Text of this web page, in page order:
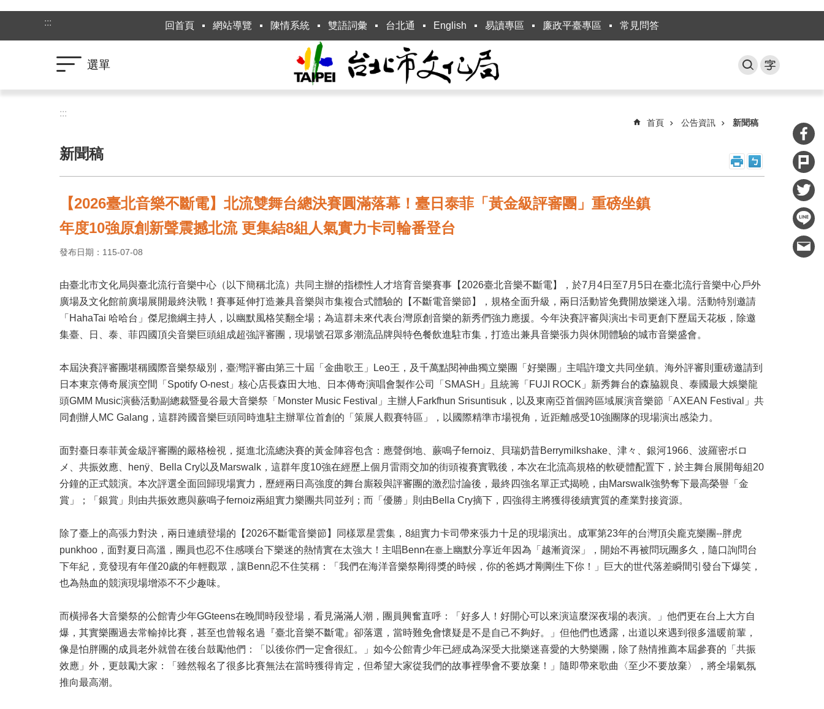
跳到主要內容區塊
:::
回首頁 網站導覽 陳情系統 雙語詞彙 台北通 English 易讀專區 廉政平臺專區 常見問答
選單
:::
首頁 公告資訊 新聞稿
新聞稿
【2026臺北音樂不斷電】北流雙舞台總決賽圓滿落幕！臺日泰菲「黃金級評審團」重磅坐鎮
年度10強原創新聲震撼北流 更集結8組人氣實力卡司輪番登台
發布日期：115-07-08
由臺北市文化局與臺北流行音樂中心（以下簡稱北流）共同主辦的指標性人才培育音樂賽事【2026臺北音樂不斷電】，於7月4日至7月5日在臺北流行音樂中心戶外
廣場及文化館前廣場展開最終決戰！賽事延伸打造兼具音樂與市集複合式體驗的【不斷電音樂節】，規格全面升級，兩日活動皆免費開放樂迷入場。活動特別邀請
「HahaTai 哈哈台」傑尼擔綱主持人，以幽默風格笑翻全場；為這群未來代表台灣原創音樂的新秀們強力應援。今年決賽評審與演出卡司更創下歷屆天花板，除邀
集臺、日、泰、菲四國頂尖音樂巨頭組成超強評審團，現場號召眾多潮流品牌與特色餐飲進駐市集，打造出兼具音樂張力與休閒體驗的城市音樂盛會。
本屆決賽評審團堪稱國際音樂祭級別，臺灣評審由第三十屆「金曲歌王」Leo王，及千萬點閱神曲獨立樂團「好樂團」主唱許瓊文共同坐鎮。海外評審則重磅邀請到
日本東京傳奇展演空間「Spotify O-nest」核心店長森田大地、日本傳奇演唱會製作公司「SMASH」且統籌「FUJI ROCK」新秀舞台的森脇親良、泰國最大娛樂龍
頭GMM Music演藝活動副總裁暨曼谷最大音樂祭「Monster Music Festival」主辦人Farkfhun Srisuntisuk，以及東南亞首個跨區域展演音樂節「AXEAN Festival」共
同創辦人MC Galang，這群跨國音樂巨頭同時進駐主辦單位首創的「策展人觀賽特區」，以國際精準市場視角，近距離感受10強團隊的現場演出感染力。
面對臺日泰菲黃金級評審團的嚴格檢視，挺進北流總決賽的黃金陣容包含：應聲倒地、蕨鳴子fernoiz、貝瑞奶昔Berrymilkshake、津々、銀河1966、波羅密ボロ
メ、共振效應、henÿ、Bella Cry以及Marswalk，這群年度10強在經歷上個月雷雨交加的街頭複賽實戰後，本次在北流高規格的軟硬體配置下，於主舞台展開每組20
分鐘的正式競演。本次評選全面回歸現場實力，歷經兩日高強度的舞台廝殺與評審團的激烈討論後，最終四強名單正式揭曉，由Marswalk強勢奪下最高榮譽「金
賞」；「銀賞」則由共振效應與蕨鳴子fernoiz兩組實力樂團共同並列；而「優勝」則由Bella Cry摘下，四強得主將獲得後續實質的產業對接資源。
除了臺上的高張力對決，兩日連續登場的【2026不斷電音樂節】同樣眾星雲集，8組實力卡司帶來張力十足的現場演出。成軍第23年的台灣頂尖龐克樂團--胖虎
punkhoo，面對夏日高溫，團員也忍不住感嘆台下樂迷的熱情實在太強大！主唱Benn在臺 上幽默分享近年因為「越漸資深」，開始不再被問玩團多久，隨口詢問台
下年紀，竟發現有年僅20歲的年輕觀眾，讓Benn忍不住笑稱：「我們在海洋音樂祭剛得獎的時候，你的爸媽才剛剛生下你！」巨大的世代落差瞬間引發台下爆笑，
也為熱血的競演現場增添不不少趣味。
而橫掃各大音樂祭的公館青少年GGteens在晚間時段登場，看見滿滿人潮，團員興奮直呼：「好多人！好開心可以來演這麼深夜場的表演。」他們更在台上大方自
爆，其實樂團過去常輸掉比賽，甚至也曾報名過『臺北音樂不斷電』卻落選，當時難免會懷疑是不是自己不夠好。」但他們也透露，出道以來遇到很多溫暖前輩，
像是怕胖團的成員老外就曾在後台鼓勵他們：「以後你們一定會很紅。」如今公館青少年已經成為深受大批樂迷喜愛的大勢樂團，除了熱情推薦本屆參賽的「共振
效應」外，更鼓勵大家：「雖然報名了很多比賽無法在當時獲得肯定，但希望大家從我們的故事裡學會不要放棄！」隨即帶來歌曲〈至少不要放棄〉，將全場氣氛
推向最高潮。